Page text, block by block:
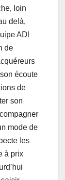
loin
delà,
ADI
de
écoute
de
son
mode de
les
à prix